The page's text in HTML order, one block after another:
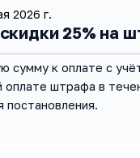
2026 г.
25% на
сумму к оплате с
оплате штрафа в
постановления.